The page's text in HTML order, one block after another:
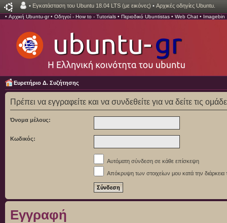
• Εγκατάσταση του Ubuntu 18.04 LTS (με εικόνες) • Αρχικές οδηγίες Ubuntu.
• Αρχική Ubuntu-gr• Οδηγοί - How to - Tutorials • Περιοδικό Ubuntistas • Web Chat • Imagebin
Ευρετήριο Δ. Συζήτησης
Πρέπει να εγγραφείτε και να συνδεθείτε για να δείτε τις
Όνομα μέλους:
Κωδικός:
Αυτόματη σύνδεση σε κάθε επίσκεψη
Απόκρυψη των στοιχείων μου κατά την διάρκεια
Εγγραφή